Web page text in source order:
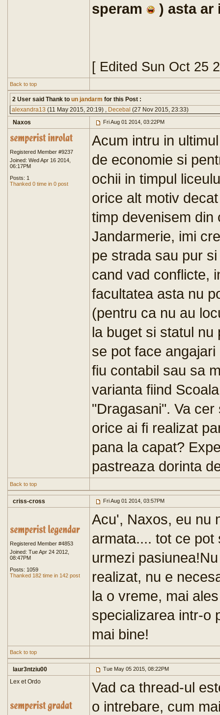
speram
) asta ar
[ Edited Sun Oct 25
Back to top
2 User said Thank to un jandarm for this Post :
alexandra13 (11 May 2015, 20:19) , Decebal (27 Nov 2015, 23:33)
Naxos
Fri Aug 01 2014, 03:22PM
Registered Member #9237
Joined: Wed Apr 16 2014,
06:17PM
Posts: 1
Thanked 0 time in 0 post
Acum intru in
de economie si
ochii in timpul
orice alt motiv
timp devenisem din
Jandarmerie, imi
pe strada sau pur
cand vad conflicte,
facultatea asta nu
(pentru ca nu au
la buget si statul
se pot face
fiu contabil sau sa
varianta fiind
"Dragasani". Va
orice ai fi realizat
pana la capat?
pastreaza dorinta
Back to top
criss-cross Fri Aug 01 2014, 03:57PM
Registered Member #4853
Joined: Tue Apr 24 2012,
08:47PM
Posts: 1059
Thanked 182 time in 142 post
Acu', Naxos, eu nu
armata.... tot ce
urmezi
realizat, nu e
la o vreme, mai
specializarea intr-o
mai bine!
Back to top
laur3ntziu00 Tue May 05 2015, 08:22PM
Lex et Ordo
Vad ca thread-ul
o intrebare, cum